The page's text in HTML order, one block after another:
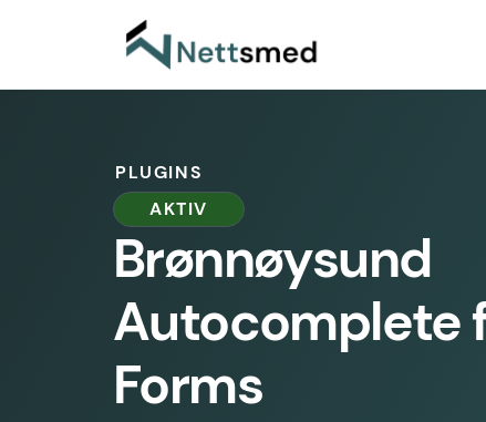
PLUGINS
AKTIV
Brønnøysund
Autocomplete
Forms